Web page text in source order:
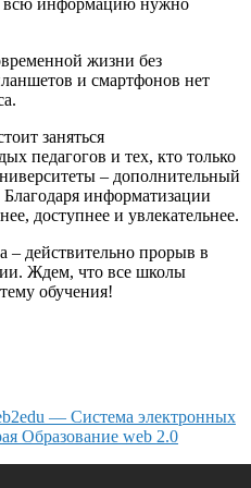
жизни без
и смартфонов нет
заняться
педагогов и тех, кто только
– дополнительный
информатизации
доступнее и увлекательнее.
– действительно прорыв в
Ждем, что все школы
обучения!
— Система электронных
Образование web 2.0